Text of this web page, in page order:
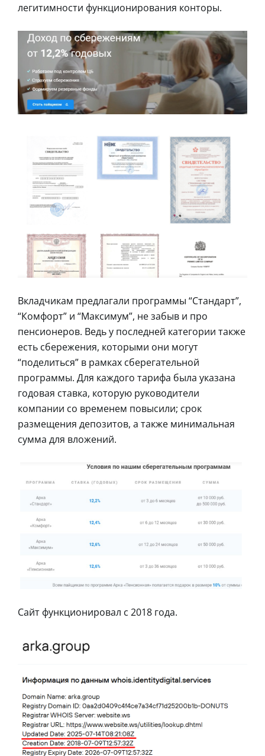
легитимности функционирования конторы.
Вкладчикам предлагали программы “Стандарт”,
“Комфорт” и “Максимум”, не забыв и про
пенсионеров. Ведь у последней категории также
есть сбережения, которыми они могут
“поделиться” в рамках сберегательной
программы. Для каждого тарифа была указана
годовая ставка, которую руководители
компании со временем повысили; срок
размещения депозитов, а также минимальная
сумма для вложений.
Сайт функционировал с 2018 года.